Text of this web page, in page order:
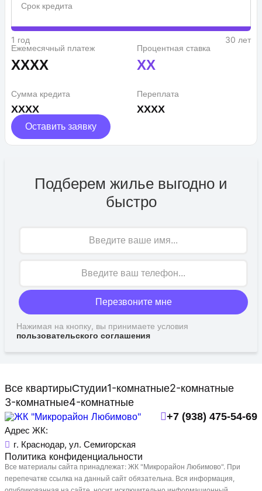
Срок кредита
1 год
30 лет
Ежемесячный платеж
XXXX
Процентная ставка
XX
Сумма кредита
XXXX
Переплата
XXXX
Оставить заявку
Подберем жилье выгодно и
быстро
Перезвоните мне
Нажимая на кнопку, вы принимаете условия
пользовательского соглашения
Все квартирыСтудии1-комнатные2-комнатные
3-комнатные4-комнатные
Адрес ЖК:
г. Краснодар, ул. Семигорская
+7 (938) 475-54-69
Политика конфиденциальности
Все материалы сайта принадлежат: ЖК "Микрорайон Любимово". При
перепечатке ссылка на данный сайт обязательна. Вся информация,